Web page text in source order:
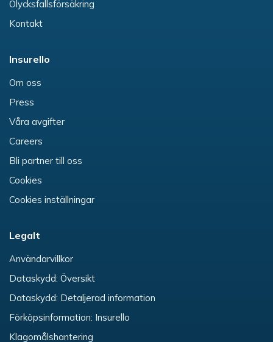
Olycksfallsförsäkring
Kontakt
Insurello
Om oss
Press
Våra avgifter
Careers
Bli partner till oss
Cookies
Cookies inställningar
Legalt
Användarvillkor
Dataskydd: Översikt
Dataskydd: Detaljerad information
Förköpsinformation: Insurello
Klagomålshantering